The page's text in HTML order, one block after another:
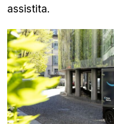
assistita.